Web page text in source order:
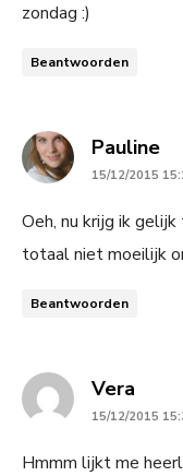
zondag :)
Beantwoorden
Pauline
15/12/2015
Oeh, nu krijg ik
totaal niet moeilijk
Beantwoorden
Vera
15/12/2015
Hmmm lijkt me